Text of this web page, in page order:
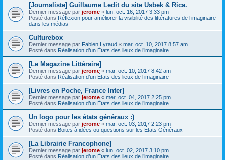
[Journaliste] Guillaume Ledit du site Usbek & Rica.
Dernier message par jerome « lun. oct. 16, 2017 3:33 pm
Posté dans Réflexion pour améliorer la visibilité des littératures de l’imaginaire
dans les médias
Culturebox
Dernier message par Fabien Lyraud « mar. oct. 10, 2017 8:57 am
Posté dans Réalisation d’un États des lieux de l’imaginaire
[Le Magazine Littéraire]
Dernier message par jerome « mar. oct. 10, 2017 8:42 am
Posté dans Réalisation d’un États des lieux de l’imaginaire
[Livres en Poche, France Inter]
Dernier message par jerome « mer. oct. 04, 2017 2:25 pm
Posté dans Réalisation d’un États des lieux de l’imaginaire
Un logo pour les états généraux :)
Dernier message par jerome « mar. oct. 03, 2017 2:23 pm
Posté dans Boites à idées ou questions sur les États Généraux
[La Librairie Francophone]
Dernier message par jerome « lun. oct. 02, 2017 3:10 pm
Posté dans Réalisation d’un États des lieux de l’imaginaire